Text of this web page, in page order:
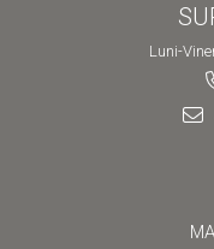
Luni-